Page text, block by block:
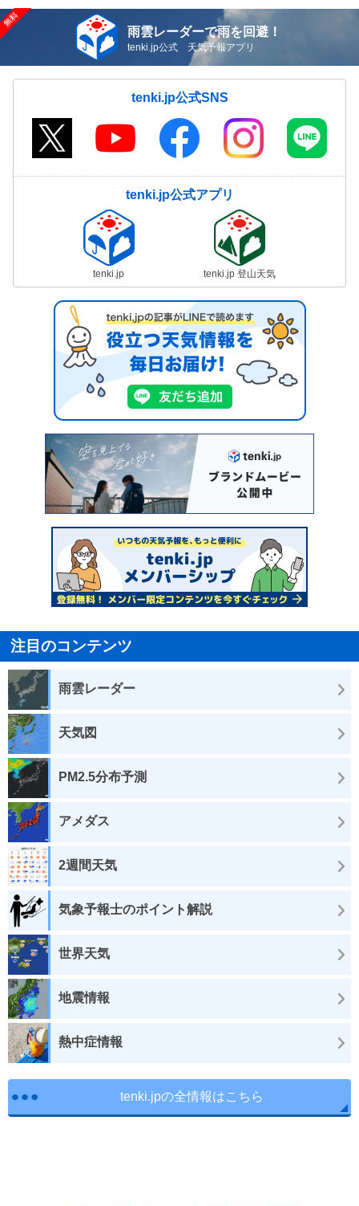
雨雲レーダーで雨を回避！
tenki.jp公式 天気予報アプリ
tenki.jp公式SNS
tenki.jp公式アプリ
tenki.jp tenki.jp 登山天気
注目のコンテンツ
雨雲レーダー
天気図
PM2.5分布予測
アメダス
2週間天気
気象予報士のポイント解説
世界天気
地震情報
熱中症情報
tenki.jpの全情報はこちら